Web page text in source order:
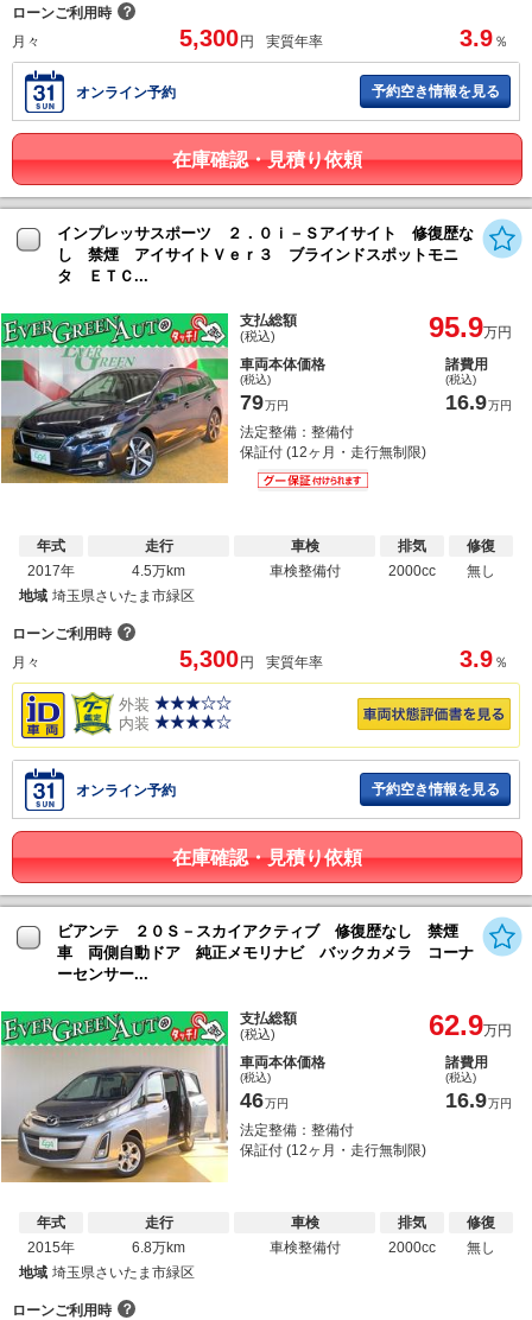
ローンご利用時 ？
月々
5,300円 実質年率 3.9 ％
オンライン予約 予約空き情報を見る
在庫確認・見積り依頼
インプレッサスポーツ ２．０ｉ－Ｓアイサイト 修復歴な
し 禁煙 アイサイトＶｅｒ３ ブラインドスポットモニ
タ ＥＴＣ...
支払総額
(税込) 95.9万円
車両本体価格
(税込)
79万円
諸費用
(税込)
16.9万円
法定整備：整備付
保証付 (12ヶ月・走行無制限)
年式
2017年
走行
4.5万km
車検
車検整備付
排気
2000cc
修復
無し
地域 埼玉県さいたま市緑区
ローンご利用時 ？
月々
5,300 円 実質年率 3.9 ％
外装
内装
オンライン予約 予約空き情報を見る
在庫確認・見積り依頼
ビアンテ ２０Ｓ－スカイアクティブ 修復歴なし 禁煙
車 両側自動ドア 純正メモリナビ バックカメラ コーナ
ーセンサー...
支払総額
(税込) 62.9万円
車両本体価格
(税込)
46万円
諸費用
(税込)
16.9万円
法定整備：整備付
保証付 (12ヶ月・走行無制限)
年式
2015年
走行
6.8万km
車検
車検整備付
排気
2000cc
修復
無し
地域 埼玉県さいたま市緑区
ローンご利用時 ？